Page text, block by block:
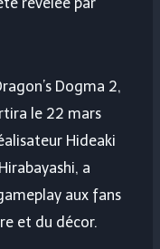
Dogma 2,
le 22 mars
Hideaki
a
aux fans
et du décor.